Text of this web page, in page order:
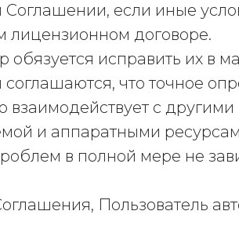
если иные
лицензионном договоре.
исправить их в
что точное
взаимодействует с другими
и аппаратными
в полной мере не
Пользователь